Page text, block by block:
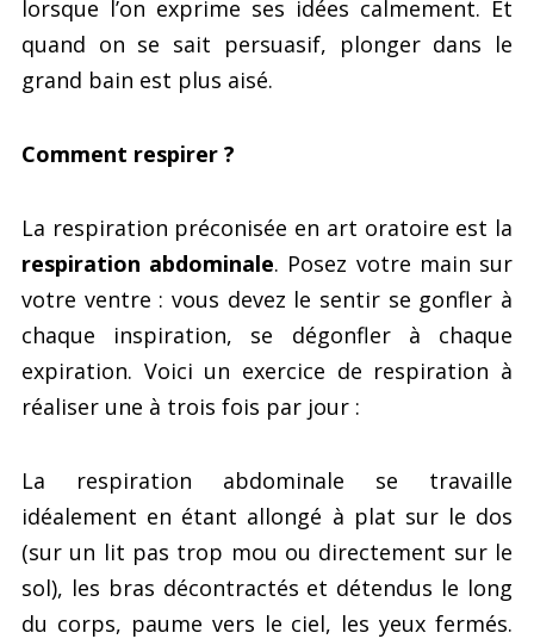
lorsque l’on exprime ses idées calmement. Et
quand on se sait persuasif, plonger dans le
grand bain est plus aisé.
Comment respirer ?
La respiration préconisée en art oratoire est la
respiration abdominale. Posez votre main sur
votre ventre : vous devez le sentir se gonfler à
chaque inspiration, se dégonfler à chaque
expiration. Voici un exercice de respiration à
réaliser une à trois fois par jour :
La respiration abdominale se travaille
idéalement en étant allongé à plat sur le dos
(sur un lit pas trop mou ou directement sur le
sol), les bras décontractés et détendus le long
du corps, paume vers le ciel, les yeux fermés.